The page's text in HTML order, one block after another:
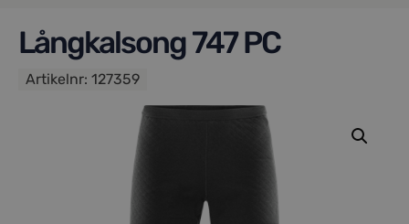
Långkalsong 747 PC
Artikelnr: 127359